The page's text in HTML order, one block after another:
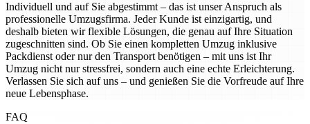
Individuell und auf Sie abgestimmt – das ist unser Anspruch als
professionelle Umzugsfirma. Jeder Kunde ist einzigartig, und
deshalb bieten wir flexible Lösungen, die genau auf Ihre Situation
zugeschnitten sind. Ob Sie einen kompletten Umzug inklusive
Packdienst oder nur den Transport benötigen – mit uns ist Ihr
Umzug nicht nur stressfrei, sondern auch eine echte Erleichterung.
Verlassen Sie sich auf uns – und genießen Sie die Vorfreude auf Ihre
neue Lebensphase.
FAQ